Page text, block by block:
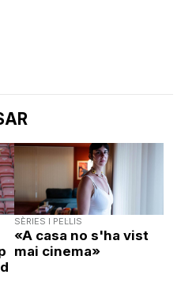
SÈRIES I PEL·LIS
«A casa no s'ha vist
mai cinema»